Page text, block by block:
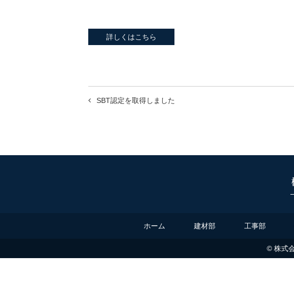
詳しくはこちら
SBT認定を取得しました
ホーム 建材部 工事部
© 株式